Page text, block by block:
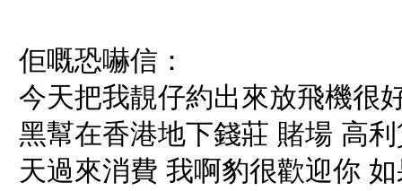
佢嘅恐嚇信：
今天把我靚仔約出來放飛機很
黑幫在香港地下錢莊 賭場 高
天過來消費 我啊豹很歡迎你